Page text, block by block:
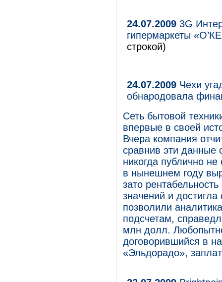
24.07.2009 3G
гипермаркеты
строкой)
24.07.2009 Чехи
обнародовала
Сеть бытовой
впервые в своей
Вчера компания
сравнив эти данные
никогда публично
в нынешнем году
зато
значений и
позволили
подсчетам,
млн долл.
договорившийся в
«Эльдорадо»,